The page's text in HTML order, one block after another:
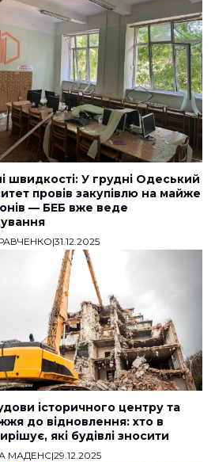
швидкості: У грудні Одеський
провів закупівлю на майже
— БЕБ вже веде
|31.12.2025
історичного центру та
до відновлення: хто в
які будівлі зносити
МАДЕНС|29.12.2025